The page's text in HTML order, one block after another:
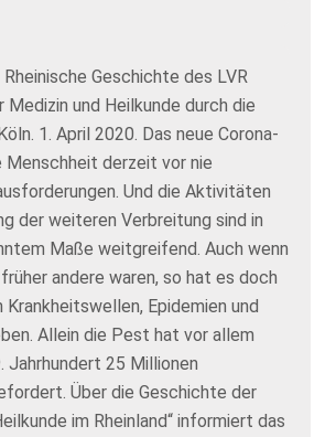
Geschichte des LVR
und Heilkunde durch die
1. April 2020. Das neue Corona-
derzeit vor nie
Und die Aktivitäten
der weiteren Verbreitung sind in
Maße weitgreifend. Auch wenn
andere waren, so hat es doch
Krankheitswellen, Epidemien und
Allein die Pest hat vor allem
Jahrhundert 25 Millionen
Über die Geschichte der
im Rheinland“ informiert das